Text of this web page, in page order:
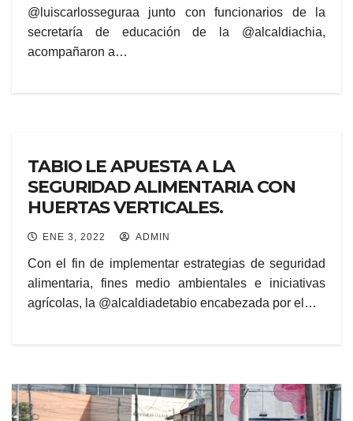
@luiscarlosseguraa junto con funcionarios de la
secretaría de educación de la @alcaldiachia,
acompañaron a…
TABIO LE APUESTA A LA
SEGURIDAD ALIMENTARIA CON
HUERTAS VERTICALES.
ENE 3, 2022 ADMIN
Con el fin de implementar estrategias de seguridad
alimentaria, fines medio ambientales e iniciativas
agrícolas, la @alcaldiadetabio encabezada por el…